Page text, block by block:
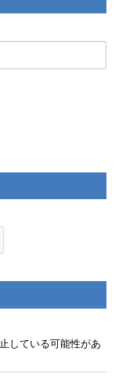
している可能性があ